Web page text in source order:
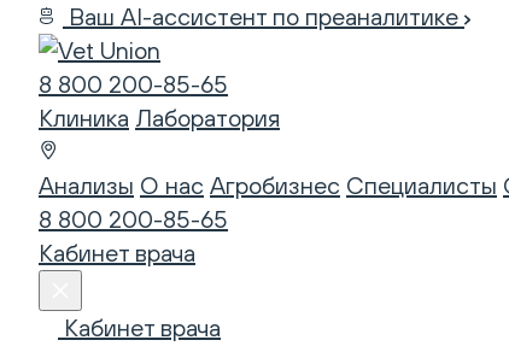
Ваш AI-ассистент по преаналитике
8 800 200-85-65
Клиника Лаборатория
Анализы О нас Агробизнес Специалисты
8 800 200-85-65
Кабинет врача
Кабинет врача